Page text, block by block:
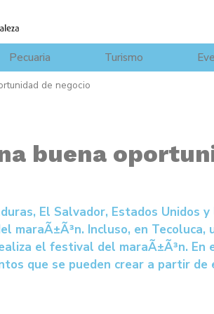
Pecuaria Turismo
de negocio
buena
El Salvador, Estados Unidos
maraÃ±Ã³n. Incluso, en
el festival del maraÃ±Ã³n. En
que se pueden crear a partir de